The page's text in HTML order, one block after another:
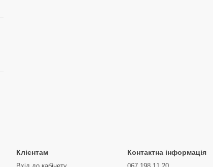
Клієнтам Контактна інформація